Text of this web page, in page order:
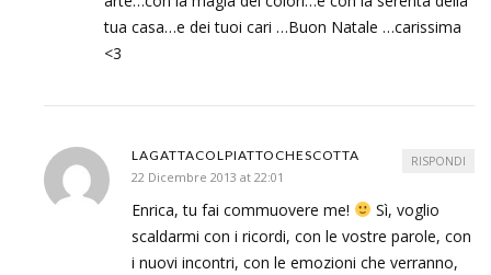
tua casa…e dei tuoi cari …Buon Natale …carissima
<3
LAGATTACOLPIATTOCHESCOTTA
22 Dicembre 2013 at 22:01
Enrica, tu fai commuovere me!
Sì, voglio
scaldarmi con i ricordi, con le vostre parole, con
i nuovi incontri, con le emozioni che verranno,
RISPONDI